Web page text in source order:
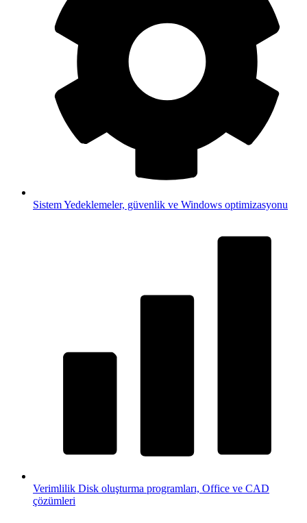
SistemYedeklemeler, güvenlik ve Windows optimizasyonu
Verimlilik Disk oluşturma programları, Office ve CAD
çözümleri